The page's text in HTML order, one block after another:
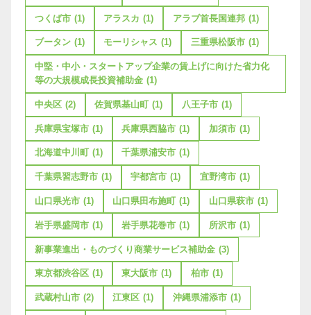
つくば市 (1) アラスカ (1) アラブ首長国連邦 (1)
ブータン (1) モーリシャス (1) 三重県松阪市 (1)
中堅・中小・スタートアップ企業の賃上げに向けた省力化
等の大規模成長投資補助金 (1)
中央区 (2) 佐賀県基山町 (1) 八王子市 (1)
兵庫県宝塚市 (1) 兵庫県西脇市 (1) 加須市 (1)
北海道中川町 (1) 千葉県浦安市 (1)
千葉県習志野市 (1) 宇都宮市 (1) 宜野湾市 (1)
山口県光市 (1) 山口県田布施町 (1) 山口県萩市 (1)
岩手県盛岡市 (1) 岩手県花巻市 (1) 所沢市 (1)
新事業進出・ものづくり商業サービス補助金 (3)
東京都渋谷区 (1) 東大阪市 (1) 柏市 (1)
武蔵村山市 (2) 江東区 (1) 沖縄県浦添市 (1)